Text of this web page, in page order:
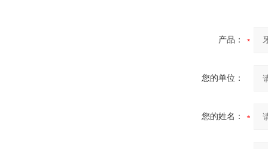
产品：
您的单位：
您的姓名：